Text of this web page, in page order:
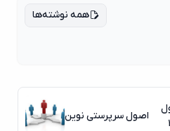
همه نوشته‌ها
اصول سرپرستی نوین